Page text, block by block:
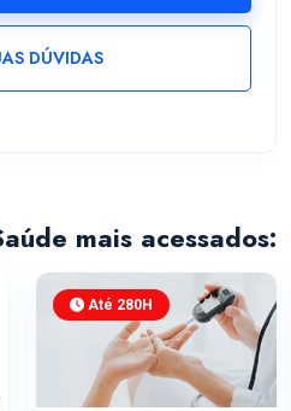
DÚVIDAS
mais acessados:
Até 280H